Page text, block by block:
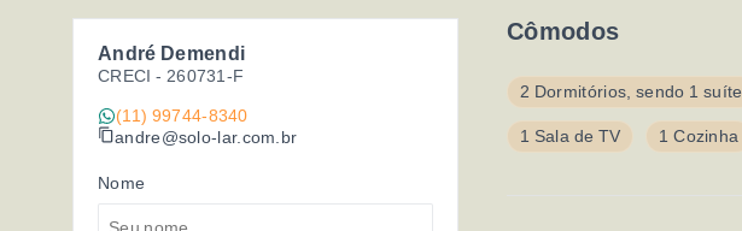
André Demendi
CRECI - 260731-F
(11) 99744-8340
andre@solo-lar.com.br
Nome
Cômodos
2 Dormitórios, sendo 1 suíte
1 Sala de TV 1 Cozinha